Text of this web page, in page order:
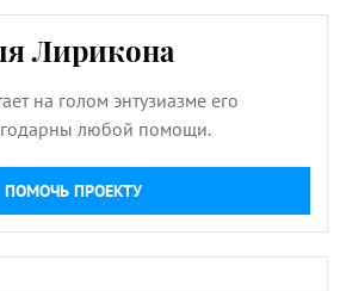
Лирикона
на голом энтузиазме его
любой помощи.
ПОМОЧЬ ПРОЕКТУ